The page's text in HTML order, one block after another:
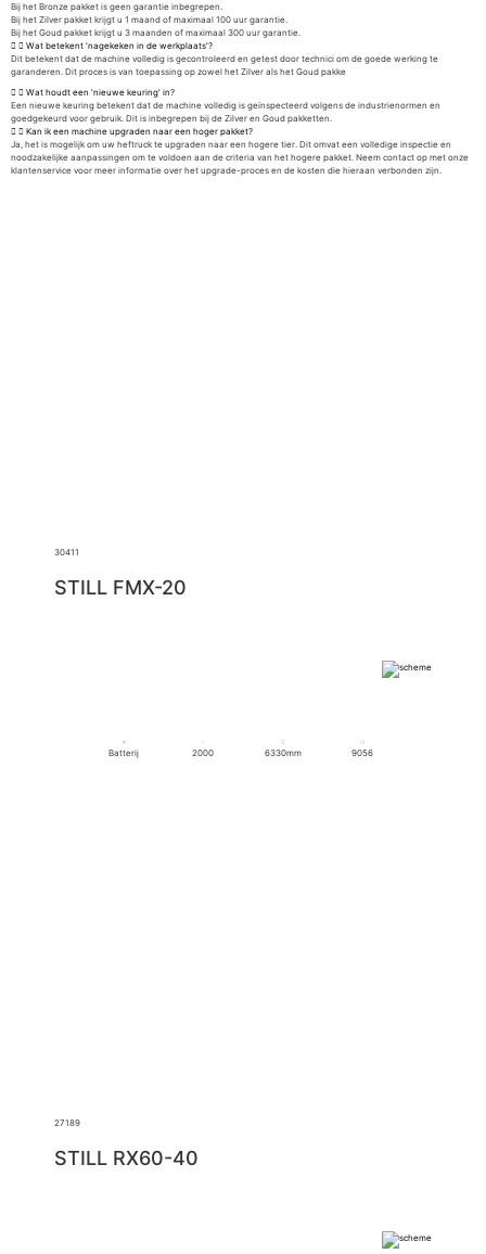
Bij het Bronze pakket is geen garantie inbegrepen.
Bij het Zilver pakket krijgt u 1 maand of maximaal 100 uur garantie.
Bij het Goud pakket krijgt u 3 maanden of maximaal 300 uur garantie.
Wat betekent 'nagekeken in de werkplaats'?
Dit betekent dat de machine volledig is gecontroleerd en getest door technici om de goede werking te
garanderen. Dit proces is van toepassing op zowel het Zilver als het Goud pakke
Wat houdt een 'nieuwe keuring' in?
Een nieuwe keuring betekent dat de machine volledig is geïnspecteerd volgens de industrienormen en
goedgekeurd voor gebruik. Dit is inbegrepen bij de Zilver en Goud pakketten.
Kan ik een machine upgraden naar een hoger pakket?
Ja, het is mogelijk om uw heftruck te upgraden naar een hogere tier. Dit omvat een volledige inspectie en
noodzakelijke aanpassingen om te voldoen aan de criteria van het hogere pakket. Neem contact op met onze
klantenservice voor meer informatie over het upgrade-proces en de kosten die hieraan verbonden zijn.
30411
STILL FMX-20
Batterij 2000 6330mm 9056
27189
STILL RX60-40